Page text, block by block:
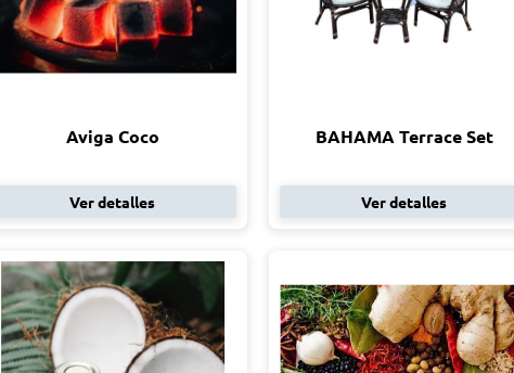
Aviga Coco
Ver detalles
BAHAMA Terrace Set
Ver detalles